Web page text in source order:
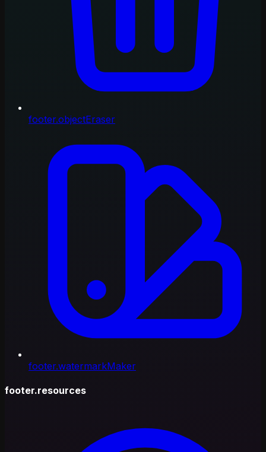
footer.objectEraser
footer.watermarkMaker
footer.resources